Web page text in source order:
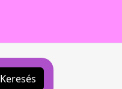
Keresés